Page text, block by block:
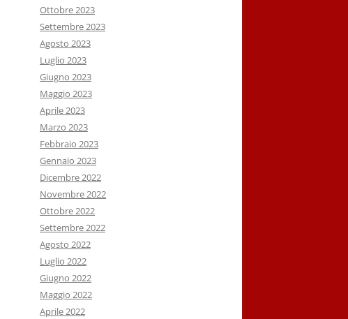
Ottobre 2023
Settembre 2023
Agosto 2023
Luglio 2023
Giugno 2023
Maggio 2023
Aprile 2023
Marzo 2023
Febbraio 2023
Gennaio 2023
Dicembre 2022
Novembre 2022
Ottobre 2022
Settembre 2022
Agosto 2022
Luglio 2022
Giugno 2022
Maggio 2022
Aprile 2022